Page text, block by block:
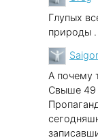
Глупых
природы .
А почему
Свыше 49